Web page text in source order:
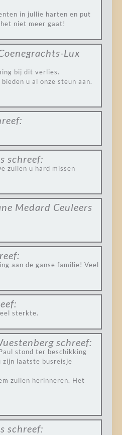
in jullie harten en put
niet meer gaat!
Lux
bij dit verlies.
u al onze steun aan.
schreef:
zullen u hard missen
Medard Ceuleers
aan de ganse familie! Veel
sterkte.
schreef:
stond ter beschikking
zijn laatste busreisje
zullen herinneren. Het
schreef: